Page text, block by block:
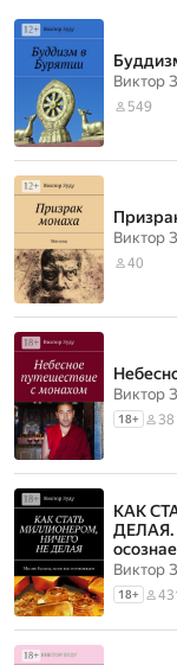
Виктор
549
Виктор
40
Виктор
18+ 38
КАК
ДЕЛАЯ.
Виктор
18+